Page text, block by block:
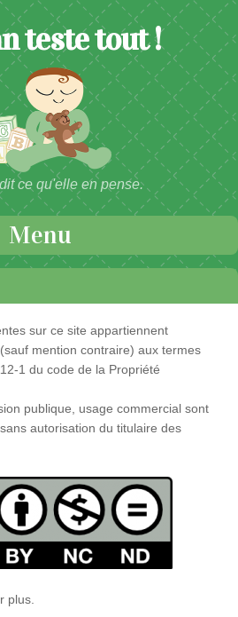
teste tout !
ce qu'elle en pense.
Menu
sur ce site appartiennent
mention contraire) aux termes
1 du code de la Propriété
publique, usage commercial sont
autorisation du titulaire des
plus.